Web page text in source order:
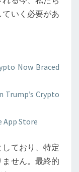
いく必要があ
Now Braced
Trump’s Crypto
App Store
しており、特定
せん。最終的